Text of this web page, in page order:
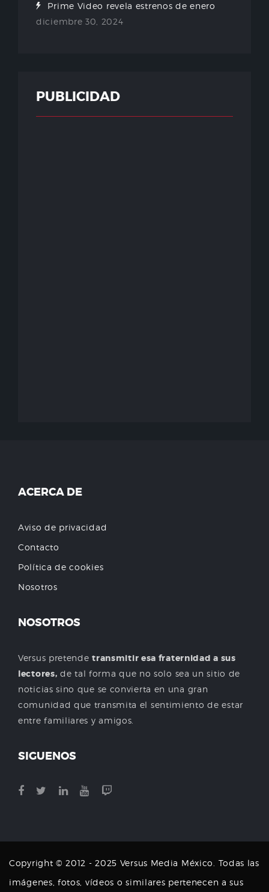
Prime Video revela estrenos de enero
diciembre 30, 2024
PUBLICIDAD
ACERCA DE
Aviso de privacidad
Contacto
Política de cookies
Nosotros
NOSOTROS
Versus pretendetransmitir esa fraternidad a sus
lectores, de tal forma que no solo sea un sitio de
noticias sino que se convierta en una gran
comunidad que transmita el sentimiento de estar
entre familiares y amigos.
SIGUENOS
Copyright © 2012 - 2025 Versus Media México. Todas las
imágenes, fotos, vídeos o similares pertenecen a sus